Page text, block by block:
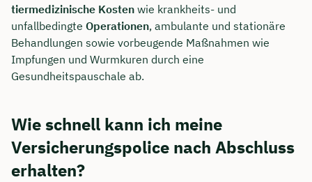
tiermedizinische Kosten wie krankheits- und
unfallbedingte Operationen, ambulante und stationäre
Behandlungen sowie vorbeugende Maßnahmen wie
Impfungen und Wurmkuren durch eine
Gesundheitspauschale ab.
Wie schnell kann ich meine
Versicherungspolice nach Abschluss
erhalten?